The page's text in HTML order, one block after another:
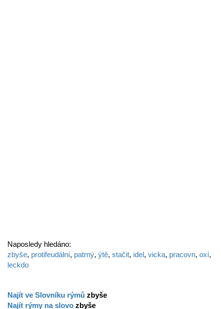
Naposledy hledáno:
zbyše, protifeudální, patrný, ýtě, stačit, idel, vicka, pracovn, oxí,
leckdo
Najít ve Slovníku rýmů zbyše
Najít rýmy na slovo zbyše